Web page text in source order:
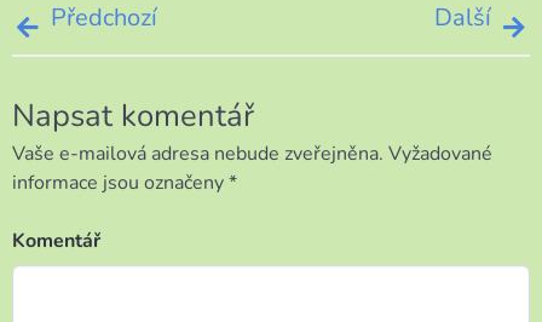
Navigace
příspěvek
Předchozí Další
Napsat komentář
Vaše e-mailová adresa nebude zveřejněna. Vyžadované
informace jsou označeny*
Komentář